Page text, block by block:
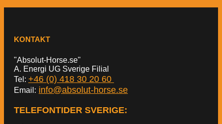
KONTAKT
"Absolut-Horse.se"
A. Energi UG Sverige Filial
Tel: +46 (0) 418 30 20 60
Email: info@absolut-horse.se
TELEFONTIDER SVERIGE: